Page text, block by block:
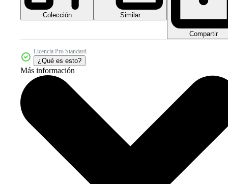
Colección Similar
Compartir
Licencia Pro Standard
¿Qué es esto?
Más información